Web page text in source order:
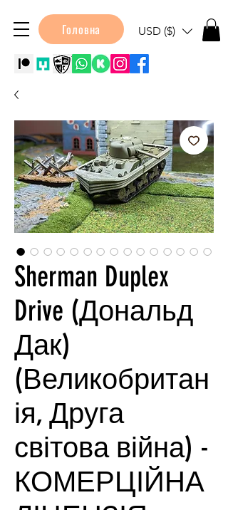
Головна USD ($)
Sherman Duplex
Drive (Дональд
Дак)
(Великобритан
ія, Друга
світова війна) -
КОМЕРЦІЙНА